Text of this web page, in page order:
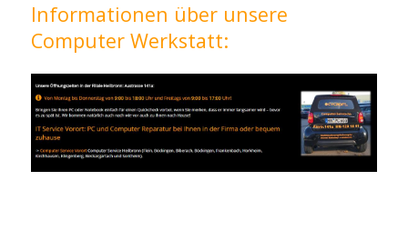
Informationen über unsere
Computer Werkstatt: